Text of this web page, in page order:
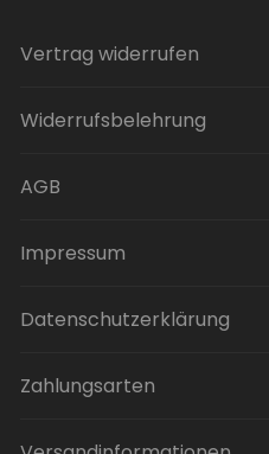
Vertrag widerrufen
Widerrufsbelehrung
AGB
Impressum
Datenschutzerklärung
Zahlungsarten